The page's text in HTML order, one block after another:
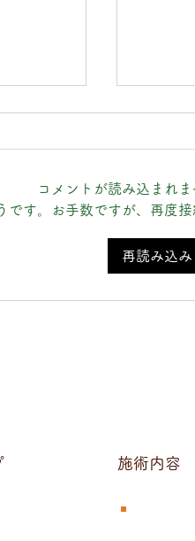
中島み
コメントが読み込まれま
です。お手数ですが、再度
再読み込み
施術内容